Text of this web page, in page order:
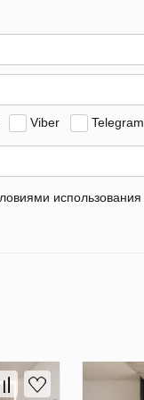
Viber Telegram
использования